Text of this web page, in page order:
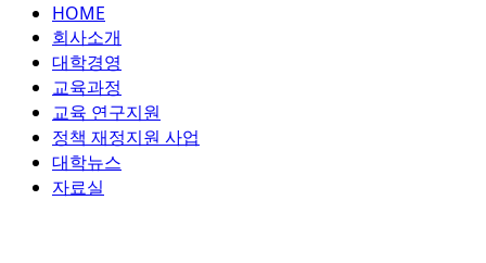
HOME
회사소개
대학경영
교육과정
교육 연구지원
정책 재정지원 사업
대학뉴스
자료실